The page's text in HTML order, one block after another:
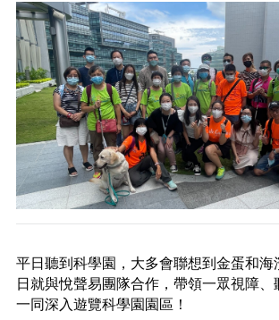
平日聽到科學園，大多會聯想到金蛋和海
日就與悅聲易團隊合作，帶領一眾視障
一同深入遊覽科學園園區！